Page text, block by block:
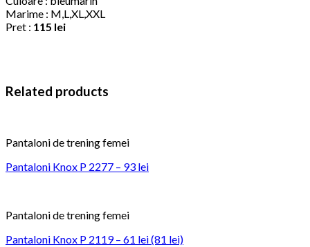
Marime : M,L,XL,XXL
Pret : 115 lei
Related products
Pantaloni de trening femei
Pantaloni Knox P 2277 – 93 lei
Pantaloni de trening femei
Pantaloni Knox P 2119 – 61 lei (81 lei)